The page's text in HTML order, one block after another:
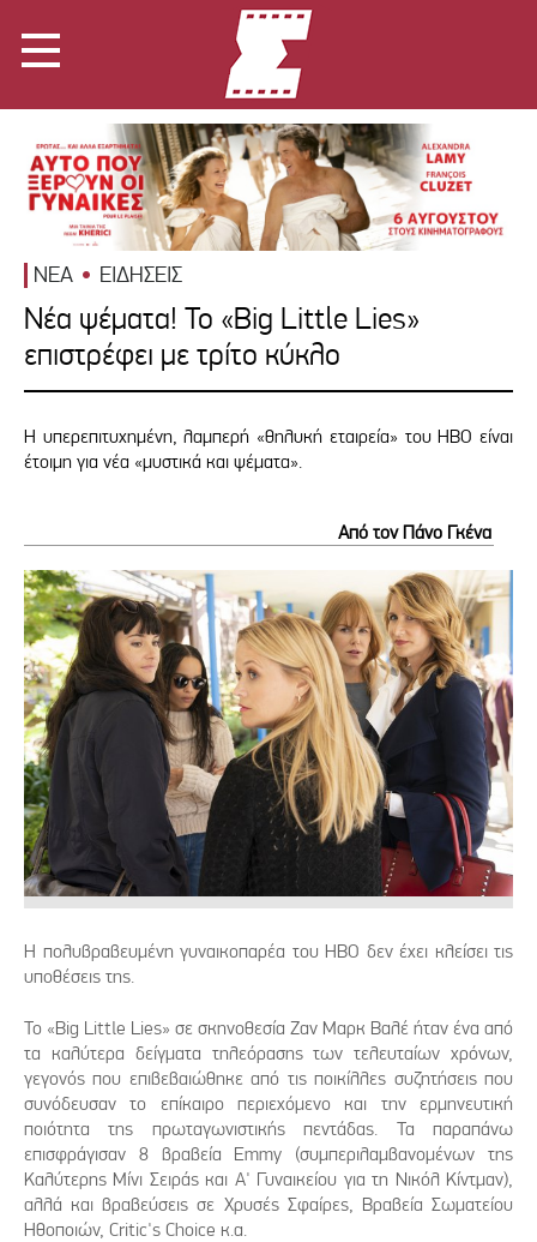
ΝΕΑ ΕΙΔΗΣΕΙΣ
Νέα ψέματα! Το «Big Little Lies»
επιστρέφει με τρίτο κύκλο
Η υπερεπιτυχημένη, λαμπερή «θηλυκή εταιρεία» του ΗΒΟ είναι
έτοιμη για νέα «μυστικά και ψέματα».
Από τον Πάνο Γκένα
Η πολυβραβευμένη γυναικοπαρέα του ΗΒΟ δεν έχει κλείσει τις
υποθέσεις της.
Το «Big Little Lies» σε σκηνοθεσία Ζαν Μαρκ Βαλέ ήταν ένα από
τα καλύτερα δείγματα τηλεόρασης των τελευταίων χρόνων,
γεγονός που επιβεβαιώθηκε από τις ποικίλλες συζητήσεις που
συνόδευσαν το επίκαιρο περιεχόμενο και την ερμηνευτική
ποιότητα της πρωταγωνιστικής πεντάδας. Τα παραπάνω
επισφράγισαν 8 βραβεία Emmy (συμπεριλαμβανομένων της
Καλύτερης Μίνι Σειράς και Α' Γυναικείου για τη Νικόλ Κίντμαν),
αλλά και βραβεύσεις σε Χρυσές Σφαίρες, Βραβεία Σωματείου
Ηθοποιών, Critic's Choice κ.α.